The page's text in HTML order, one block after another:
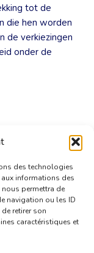
des technologies
informations des
permettra de
navigation ou les ID
retirer son
caractéristiques et
tot de
die hen worden
de verkiezingen
onder de
verkiezingen-